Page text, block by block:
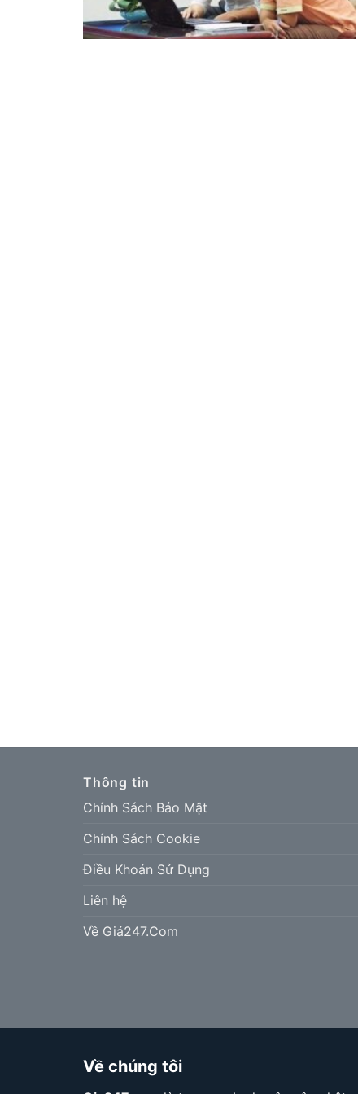
Thông tin
Chính Sách Bảo Mật
Chính Sách Cookie
Điều Khoản Sử Dụng
Liên hệ
Về Giá247.Com
Về chúng tôi